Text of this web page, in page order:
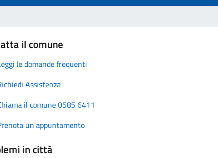
il comune
le domande frequenti
Assistenza
il comune 0585 6411
un appuntamento
in città